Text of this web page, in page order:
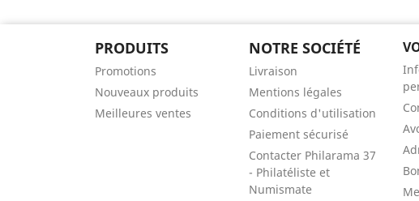
PRODUITS
Promotions
Nouveaux produits
Meilleures ventes
NOTRE SOCIÉTÉ
Livraison
Mentions légales
Conditions d'utilisation
Paiement sécurisé
Contacter Philarama 37
- Philatéliste et
Numismate